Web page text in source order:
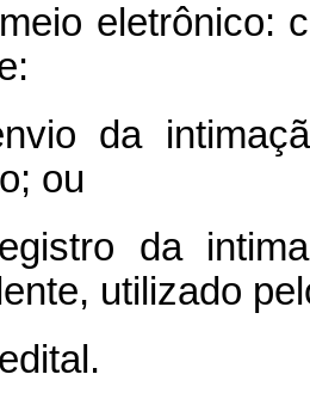
eletrônico:
da
ou
da
utilizado